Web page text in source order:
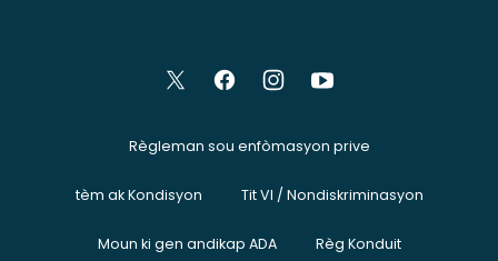
Règleman sou enfòmasyon prive
tèm ak Kondisyon Tit VI / Nondiskriminasyon
Moun ki gen andikap ADA Règ Konduit